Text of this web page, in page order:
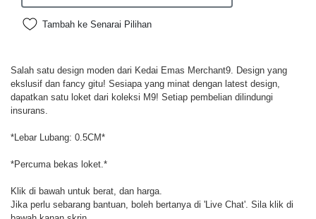
Tambah ke Senarai Pilihan
Salah satu design moden dari Kedai Emas Merchant9. Design yang
ekslusif dan fancy gitu! Sesiapa yang minat dengan latest design,
dapatkan satu loket dari koleksi M9! Setiap pembelian dilindungi
insurans.
*Lebar Lubang: 0.5CM*
*Percuma bekas loket.*
Klik di bawah untuk berat, dan harga.
Jika perlu sebarang bantuan, boleh bertanya di 'Live Chat'. Sila klik di